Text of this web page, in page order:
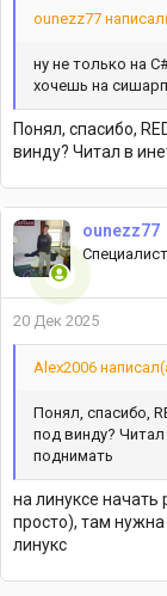
ounezz77
ну не только на
хочешь на
Понял, спасибо,
винду? Читал в
ounezz77
Специалист
20 Дек 2025
Alex2006
Понял, спасибо,
под винду?
поднимать
на линуксе
просто), там
линукс